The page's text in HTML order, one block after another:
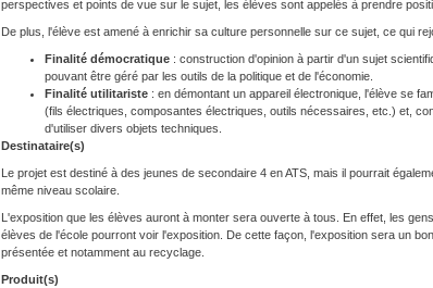
perspectives et points de vue sur le sujet, les élèves sont appelés à prendre
De plus, l'élève est amené à enrichir sa culture personnelle sur ce sujet, ce qui
Finalité démocratique : construction d'opinion à partir d'un sujet
pouvant être géré par les outils de la politique et de l'économie.
Finalité utilitariste : en démontant un appareil électronique, l'élève se
(fils électriques, composantes électriques, outils nécessaires, etc.) et,
d'utiliser divers objets techniques.
Destinataire(s)
Le projet est destiné à des jeunes de secondaire 4 en ATS, mais il pourrait
même niveau scolaire.
L'exposition que les élèves auront à monter sera ouverte à tous. En effet, les
élèves de l'école pourront voir l'exposition. De cette façon, l'exposition sera un
présentée et notamment au recyclage.
Produit(s)